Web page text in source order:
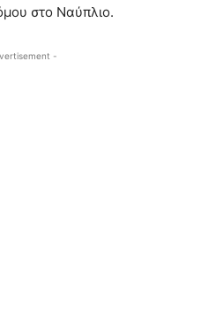
στο Ναύπλιο.
-